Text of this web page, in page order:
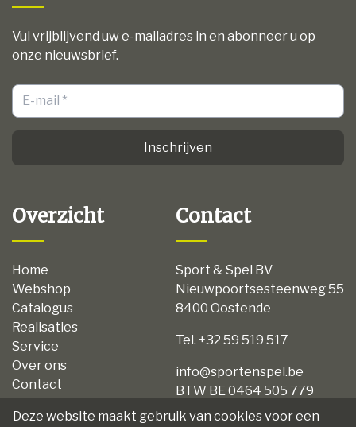
Vul vrijblijvend uw e-mailadres in en abonneer u op
onze nieuwsbrief.
Inschrijven
Overzicht
Home
Webshop
Catalogus
Realisaties
Service
Over ons
Contact
Disclaimer
Contact
Sport & Spel BV
Nieuwpoortsesteenweg 55
8400 Oostende
Tel. +32 59 519 517
info@sportenspel.be
BTW BE 0464 505 779
Deze website maakt gebruik van cookies voor een